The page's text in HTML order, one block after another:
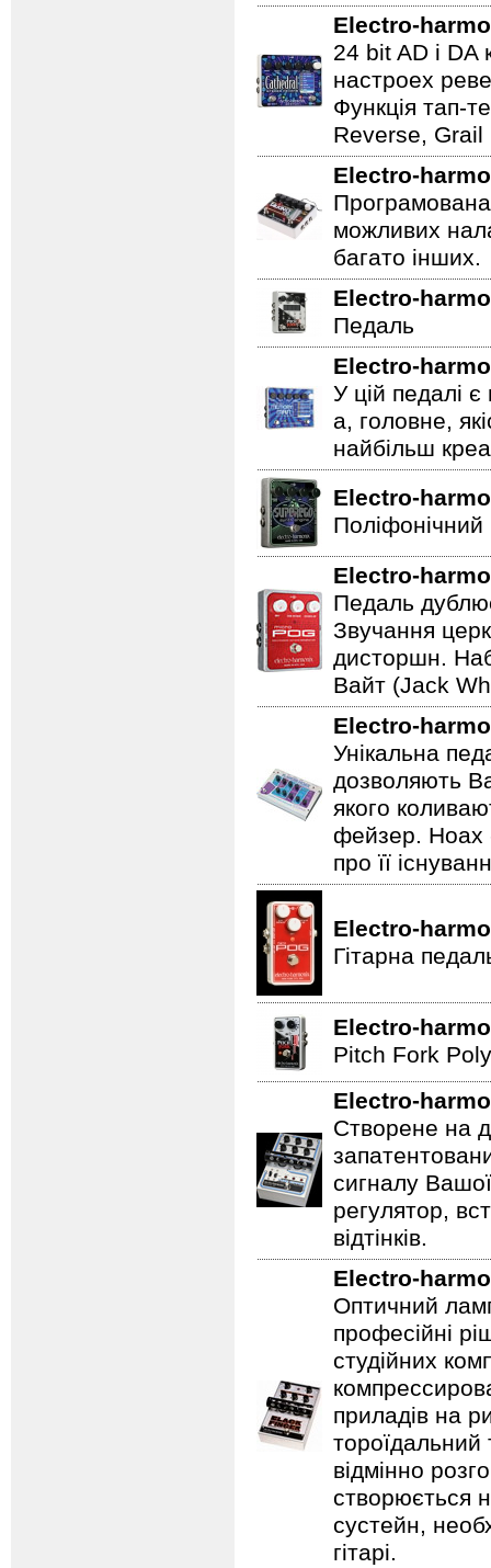
Electro-
24 bit AD і
настроех
Функція тап-
Reverse, Grail
Electro-
можливих
багато інших.
Electro-
Педаль
Electro-
У цій педалі
а, головне,
найбільш
Electro-
Поліфонічний
Electro-
Педаль
Звучання
дисторшн.
Вайт (Jack
Electro-
Унікальна
дозволяють
якого
фейзер. Hoax
про її
Electro-
Гітарна
Electro-
Pitch Fork
Electro-
Створене на
сигналу
регулятор,
відтінків.
Electro-
Оптичний
професійні
студійних
приладів на
відмінно
створюється
сустейн,
гітарі.